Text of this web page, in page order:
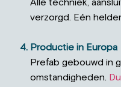
Alle techniek,
verzorgd. Eén
Productie in Europa
Prefab gebouwd in
omstandigheden.